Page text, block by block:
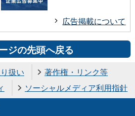
広告掲載について
ジの先頭へ戻る
扱い
著作権・リンク等
ソーシャルメディア利用指針